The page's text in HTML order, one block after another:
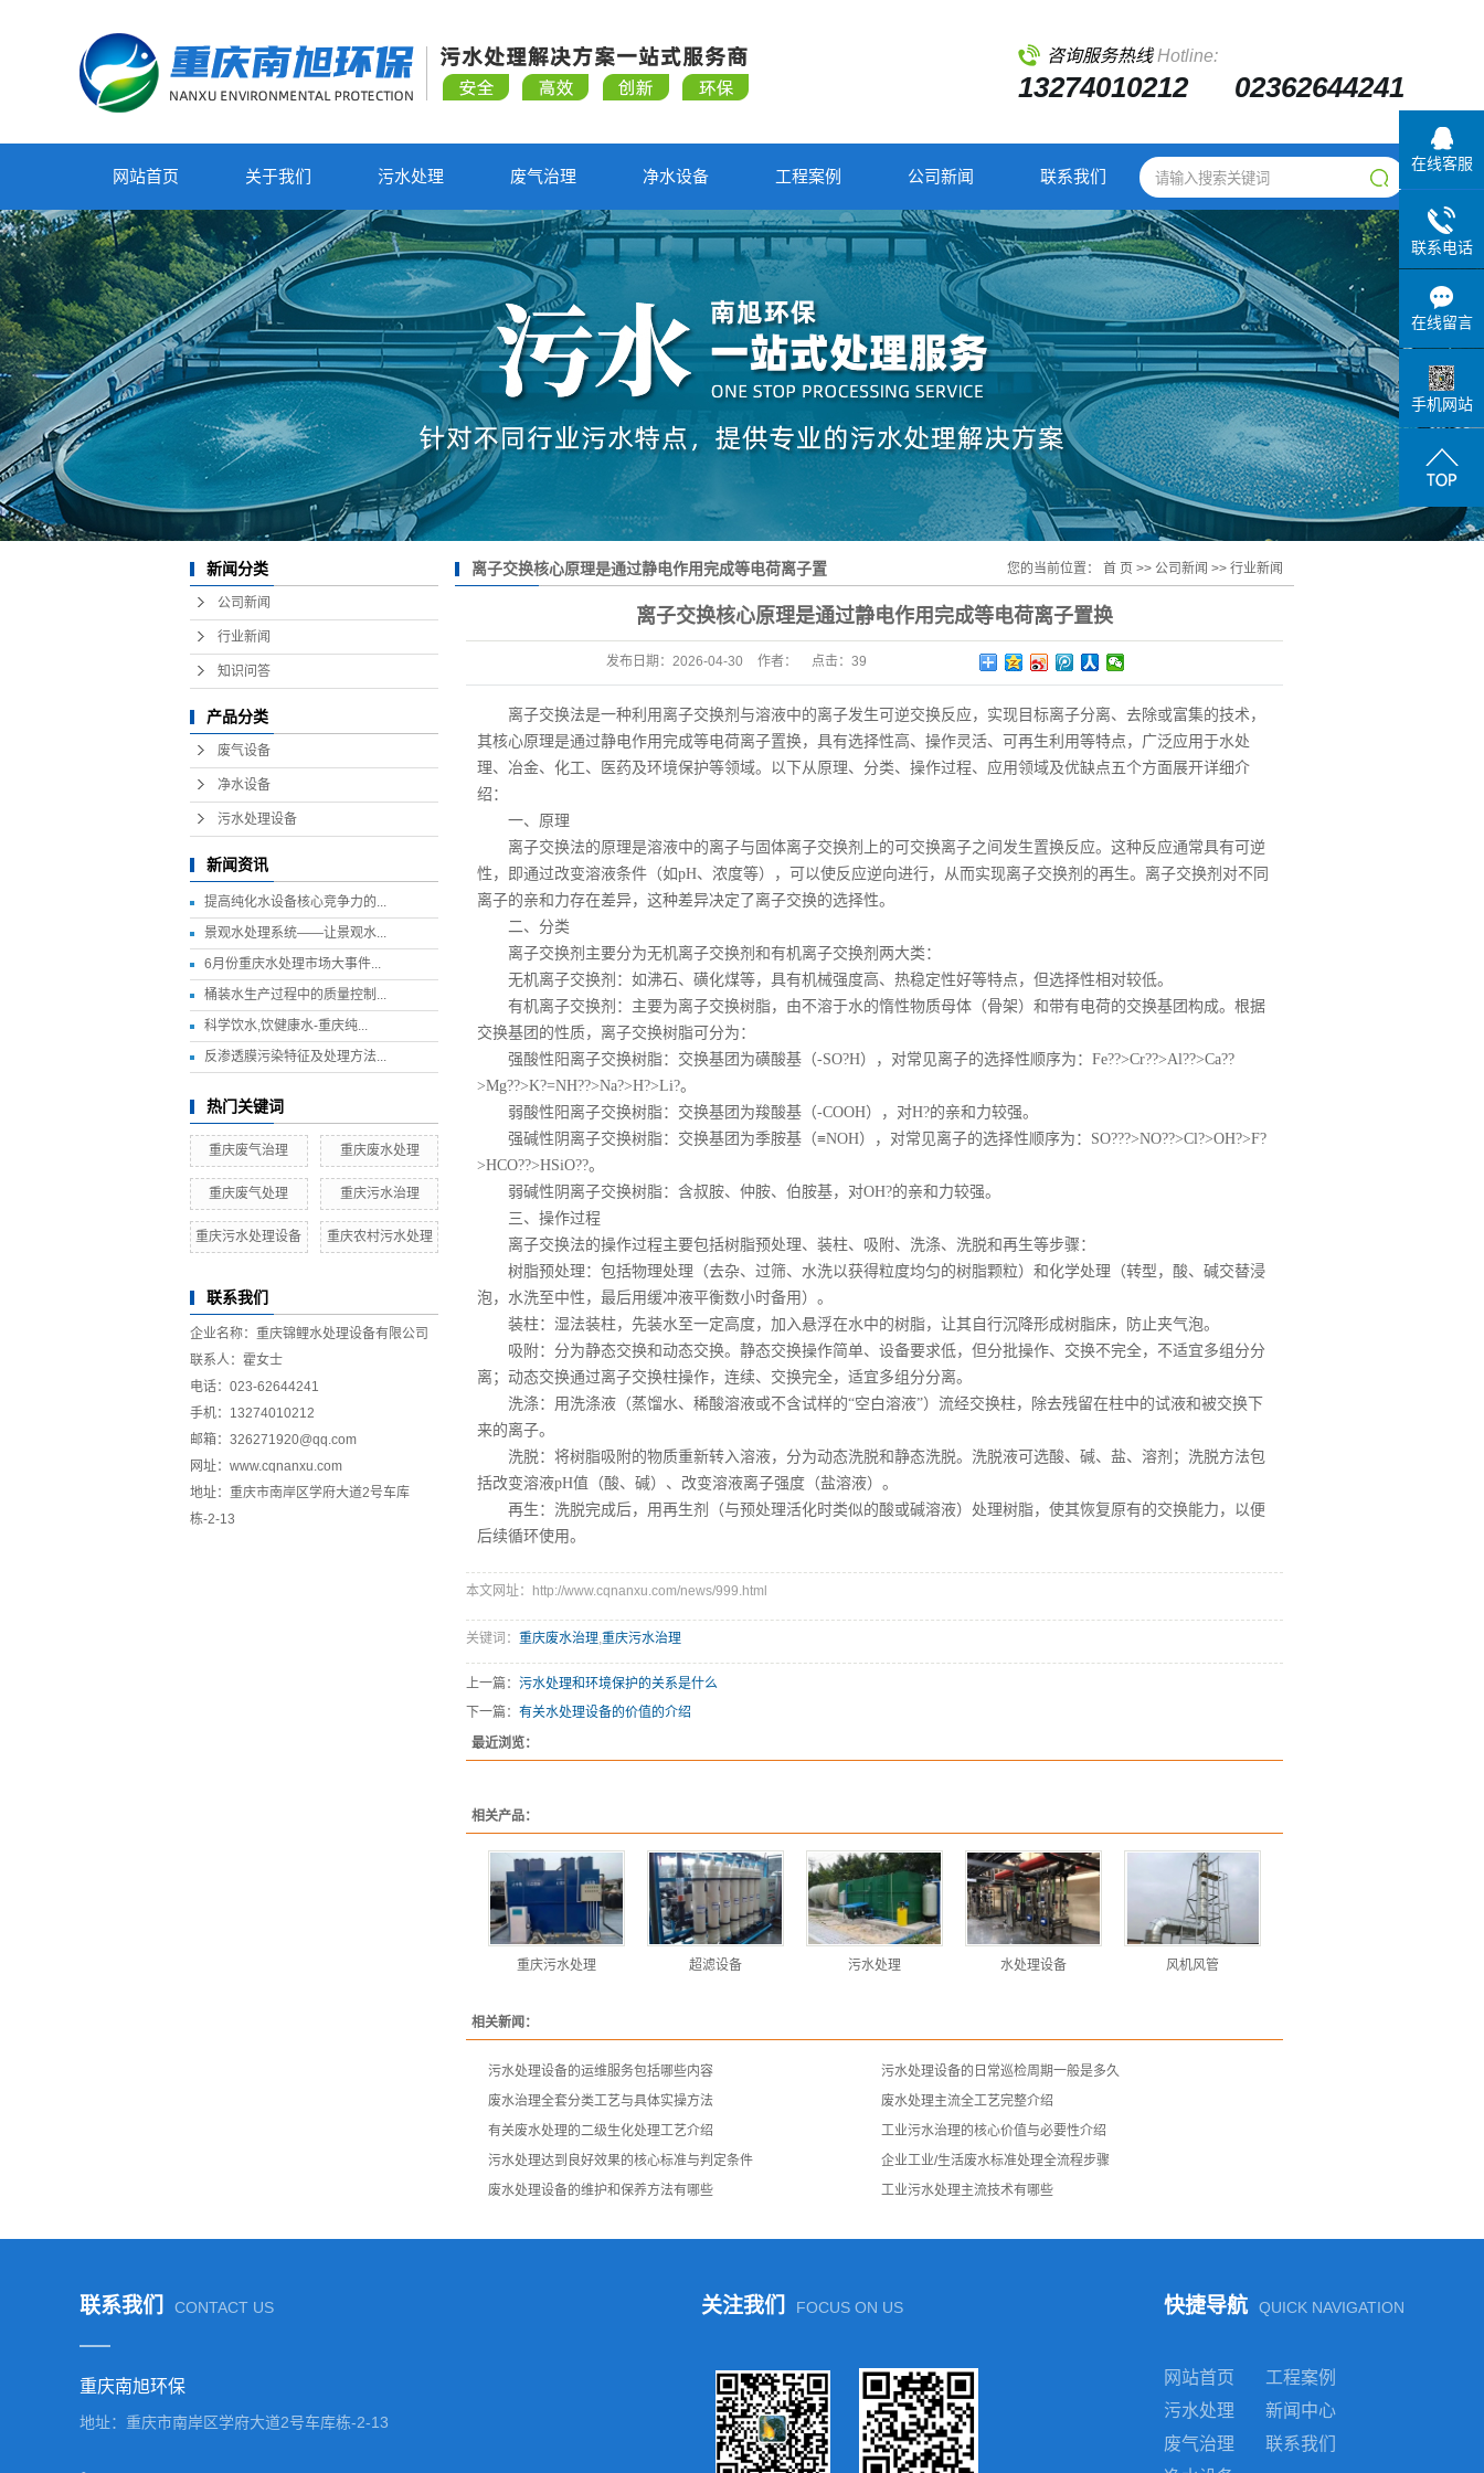
咨询服务热线Hotline:
13274010212 02362644241
网站首页 关于我们 污水处理
废气设备
净水设备
污水处理设备
废气治理 净水设备 工程案例
合作案例
公司新闻
公司新闻
行业新闻
知识问答
联系我们
新闻分类
公司新闻
行业新闻
知识问答
产品分类
废气设备
净水设备
污水处理设备
新闻资讯
提高纯化水设备核心竞争力的...
景观水处理系统——让景观水...
6月份重庆水处理市场大事件...
桶装水生产过程中的质量控制...
科学饮水,饮健康水-重庆纯...
反渗透膜污染特征及处理方法...
热门关键词
重庆废气治理 重庆废水处理
重庆废气处理 重庆污水治理
重庆污水处理设备 重庆农村污水处理
联系我们
企业名称：重庆锦鲤水处理设备有限公司
联系人：霍女士
电话：023-62644241
手机：13274010212
邮箱：326271920@qq.com
网址：www.cqnanxu.com
地址：重庆市南岸区学府大道2号车库
栋-2-13
离子交换核心原理是通过静电作用完成等电荷离子置
您的当前位置： 首 页 >> 公司新闻 >> 行业新闻
离子交换核心原理是通过静电作用完成等电荷离子置换
发布日期： 2026-04-30 作者： 点击： 39
离子交换法是一种利用离子交换剂与溶液中的离子发生可逆交换反应，实现目标离子分离、去除或富集的技术，
其核心原理是通过静电作用完成等电荷离子置换，具有选择性高、操作灵活、可再生利用等特点，广泛应用于水处
理、冶金、化工、医药及环境保护等领域。以下从原理、分类、操作过程、应用领域及优缺点五个方面展开详细介
绍：
一、原理
离子交换法的原理是溶液中的离子与固体离子交换剂上的可交换离子之间发生置换反应。这种反应通常具有可逆
性，即通过改变溶液条件（如pH、浓度等），可以使反应逆向进行，从而实现离子交换剂的再生。离子交换剂对不同
离子的亲和力存在差异，这种差异决定了离子交换的选择性。
二、分类
离子交换剂主要分为无机离子交换剂和有机离子交换剂两大类：
无机离子交换剂：如沸石、磺化煤等，具有机械强度高、热稳定性好等特点，但选择性相对较低。
有机离子交换剂：主要为离子交换树脂，由不溶于水的惰性物质母体（骨架）和带有电荷的交换基团构成。根据
交换基团的性质，离子交换树脂可分为：
强酸性阳离子交换树脂：交换基团为磺酸基（-SO?H），对常见离子的选择性顺序为：Fe??>Cr??>Al??>Ca??
>Mg??>K?=NH??>Na?>H?>Li?。
弱酸性阳离子交换树脂：交换基团为羧酸基（-COOH），对H?的亲和力较强。
强碱性阴离子交换树脂：交换基团为季胺基（≡NOH），对常见离子的选择性顺序为：SO???>NO??>Cl?>OH?>F?
>HCO??>HSiO??。
弱碱性阴离子交换树脂：含叔胺、仲胺、伯胺基，对OH?的亲和力较强。
三、操作过程
离子交换法的操作过程主要包括树脂预处理、装柱、吸附、洗涤、洗脱和再生等步骤：
树脂预处理：包括物理处理（去杂、过筛、水洗以获得粒度均匀的树脂颗粒）和化学处理（转型，酸、碱交替浸
泡，水洗至中性，最后用缓冲液平衡数小时备用）。
装柱：湿法装柱，先装水至一定高度，加入悬浮在水中的树脂，让其自行沉降形成树脂床，防止夹气泡。
吸附：分为静态交换和动态交换。静态交换操作简单、设备要求低，但分批操作、交换不完全，不适宜多组分分
离；动态交换通过离子交换柱操作，连续、交换完全，适宜多组分分离。
洗涤：用洗涤液（蒸馏水、稀酸溶液或不含试样的“空白溶液”）流经交换柱，除去残留在柱中的试液和被交换下
来的离子。
洗脱：将树脂吸附的物质重新转入溶液，分为动态洗脱和静态洗脱。洗脱液可选酸、碱、盐、溶剂；洗脱方法包
括改变溶液pH值（酸、碱）、改变溶液离子强度（盐溶液）。
再生：洗脱完成后，用再生剂（与预处理活化时类似的酸或碱溶液）处理树脂，使其恢复原有的交换能力，以便
后续循环使用。
本文网址：http://www.cqnanxu.com/news/999.html
关键词： 重庆废水治理,重庆污水治理
上一篇： 污水处理和环境保护的关系是什么
下一篇： 有关水处理设备的价值的介绍
最近浏览：
相关产品：
重庆污水处理 超滤设备 污水处理 水处理设备 风机风管
相关新闻：
污水处理设备的运维服务包括哪些内容
污水处理设备的日常巡检周期一般是多久
废水治理全套分类工艺与具体实操方法
废水处理主流全工艺完整介绍
有关废水处理的二级生化处理工艺介绍
工业污水治理的核心价值与必要性介绍
污水处理达到良好效果的核心标准与判定条件
企业工业/生活废水标准处理全流程步骤
废水处理设备的维护和保养方法有哪些
工业污水处理主流技术有哪些
联系我们 CONTACT US
重庆南旭环保
地址：重庆市南岸区学府大道2号车库栋-2-13
关注我们 FOCUS ON US 快捷导航 QUICK NAVIGATION
网站首页
工程案例
污水处理
新闻中心
废气治理
联系我们
在线客服
联系电话
在线留言
手机网站